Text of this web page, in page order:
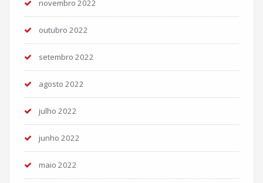
novembro 2022
outubro 2022
setembro 2022
agosto 2022
julho 2022
junho 2022
maio 2022